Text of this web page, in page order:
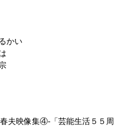
かい
夫映像集④-「芸能生活５５周